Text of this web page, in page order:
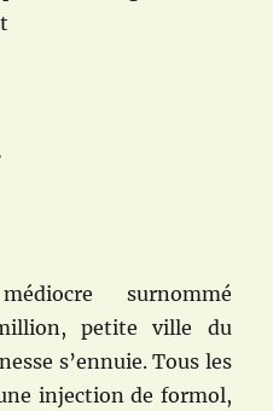
surnommé
petite ville du
s’ennuie. Tous les
injection de formol,